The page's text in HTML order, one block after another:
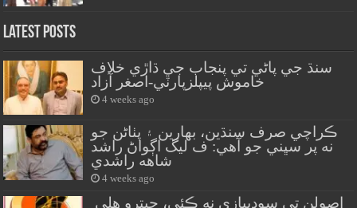
Latest Posts
سنڌ جي پاڻي تي پنجاب جي ڌاڙي خلاف
خاموش پيپلزپارٽي-اصغر آزاد
4 weeks ago
ڪراچي صرف سنڌين، بهارين ۽ پٺاڻن جو
نه پر سڀني جو آهي: ف ليگ اڳواڻ راشد
شاهه راشدي
4 weeks ago